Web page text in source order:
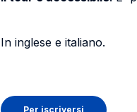
In inglese e italiano.
Per iscriversi